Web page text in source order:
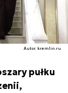
Autor. kremlin.ru
pułku